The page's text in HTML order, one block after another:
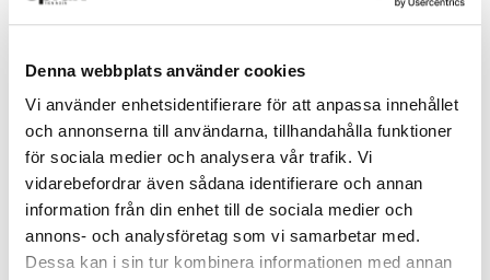
Denna webbplats använder cookies
Vi använder enhetsidentifierare för att anpassa innehållet
och annonserna till användarna, tillhandahålla funktioner
för sociala medier och analysera vår trafik. Vi
vidarebefordrar även sådana identifierare och annan
information från din enhet till de sociala medier och
annons- och analysföretag som vi samarbetar med.
Dessa kan i sin tur kombinera informationen med annan
Prova på!
Tidningen i brevlådan plus tillgång till webben och digital
läsning med vår app
TVÅ NUMMER FÖR 129 KR!